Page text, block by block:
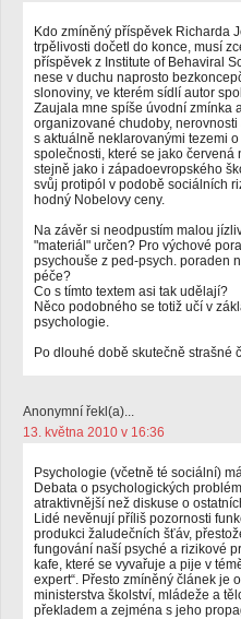
Kdo zmíněný příspěvek Richarda
trpělivosti dočetl do konce, musí
příspěvek z Institute of Behaviral
nese v duchu naprosto
slonoviny, ve kterém sídlí autor
Zaujala mne spíše úvodní zmínka
organizované chudoby,
s aktuálně neklarovanými tezemi
společnosti, které se jako
stejně jako i západoevropského
svůj protipól v podobě sociálních
hodný Nobelovy ceny.
Na závěr si neodpustím malou
"materiál" určen? Pro výchové
psychouše z ped-psych. poraden
péče?
Co s tímto textem asi tak udělají?
Něco podobného se totiž učí v
psychologie.
Po dlouhé době skutečně strašné
Anonymní řekl(a)...
13. května 2010 v 16:36
Psychologie (včetně té sociální)
Debata o psychologických
atraktivnější než diskuse o
Lidé nevěnují příliš pozornosti
produkci žaludečních šťáv,
fungování naší psyché a rizikové
kafe, které se vyvařuje a pije v
expert“. Přesto zmíněný článek je
ministerstva školství, mládeže a
překladem a zejména s jeho